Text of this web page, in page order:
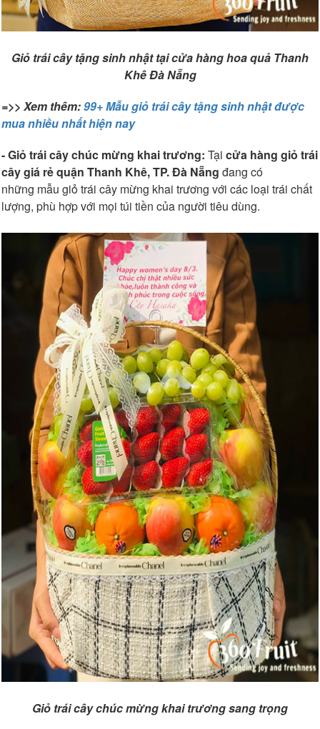
Giỏ trái cây tặng sinh nhật tại cửa hàng hoa quả Thanh
Khê Đà Nẵng
=>> Xem thêm:99+ Mẫu giỏ trái cây tặng sinh nhật được
mua nhiều nhất hiện nay
- Giỏ trái cây chúc mừng khai trương: Tại cửa hàng giỏ trái
cây giá rẻ quận Thanh Khê, TP. Đà Nẵng đang có
những mẫu giỏ trái cây mừng khai trương với các loại trái chất
lượng, phù hợp với mọi túi tiền của người tiêu dùng.
Giỏ trái cây chúc mừng khai trương sang trọng